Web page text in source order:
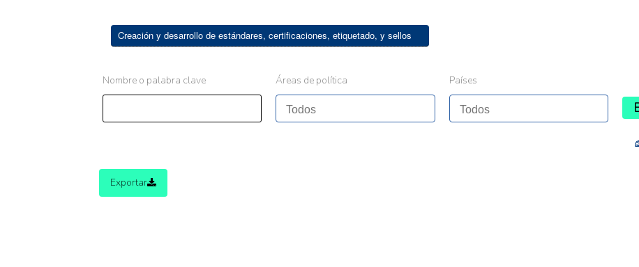
Creación y desarrollo de estándares, certificaciones, etiquetado, y sellos
Nombre o palabra clave Áreas de política Países
Exportar